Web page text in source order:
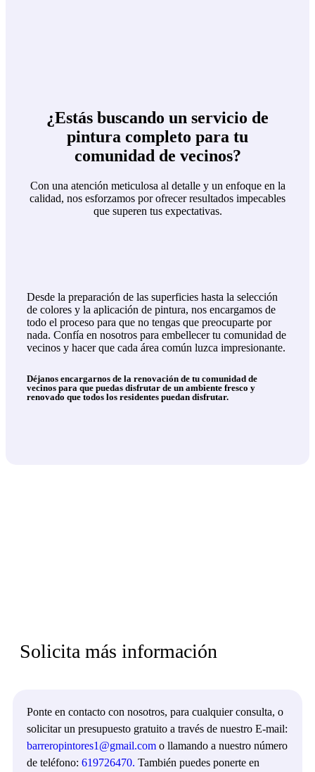
¿Estás buscando un servicio de
pintura completo para tu
comunidad de vecinos?
Con una atención meticulosa al detalle y un enfoque en la
calidad, nos esforzamos por ofrecer resultados impecables
que superen tus expectativas.
Desde la preparación de las superficies hasta la selección
de colores y la aplicación de pintura, nos encargamos de
todo el proceso para que no tengas que preocuparte por
nada. Confía en nosotros para embellecer tu comunidad de
vecinos y hacer que cada área común luzca impresionante.
Déjanos encargarnos de la renovación de tu comunidad de
vecinos para que puedas disfrutar de un ambiente fresco y
renovado que todos los residentes puedan disfrutar.
Solicita más información
Ponte en contacto con nosotros, para cualquier consulta, o
solicitar un presupuesto gratuito a través de nuestro E-mail:
barreropintores1@gmail.com o llamando a nuestro número
de teléfono: 619726470. También puedes ponerte en